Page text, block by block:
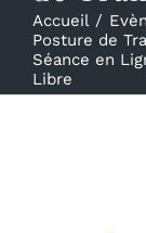
Accueil
Posture de
Séance en
Libre